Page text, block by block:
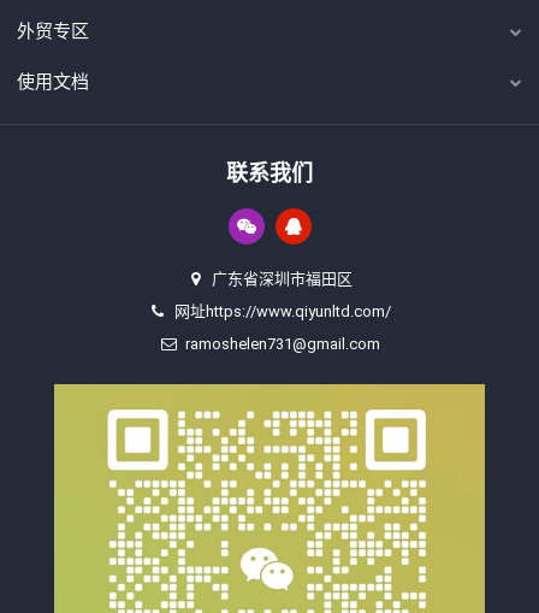
外贸专区
使用文档
联系我们
广东省深圳市福田区
网址https://www.qiyunltd.com/
ramoshelen731@gmail.com